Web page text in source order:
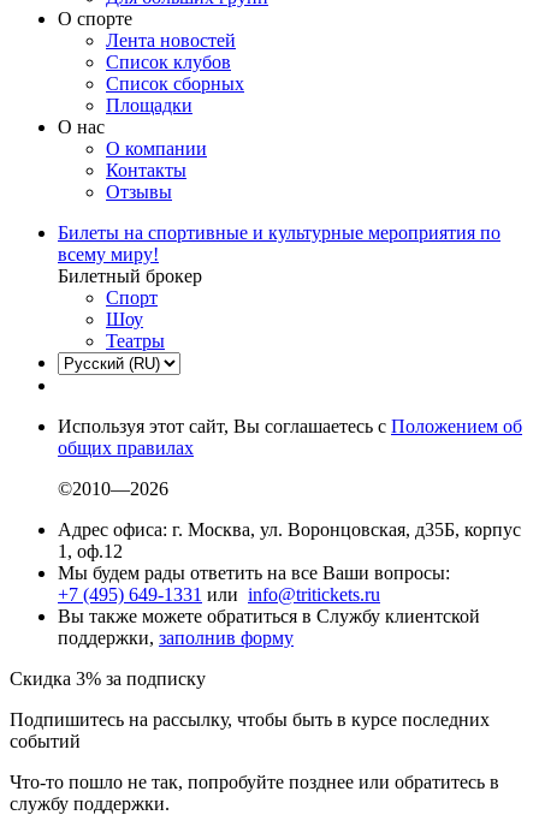
О спорте
Лента новостей
Список клубов
Список сборных
Площадки
О нас
О компании
Контакты
Отзывы
Билеты на спортивные и культурные мероприятия по
всему миру!
Билетный брокер
Спорт
Шоу
Театры
Используя этот сайт, Вы соглашаетесь с Положением об
общих правилах
©2010—2026
Адрес офиса: г. Москва, ул. Воронцовская, д35Б, корпус
1, оф.12
Мы будем рады ответить на все Ваши вопросы:
+7 (495) 649-1331 или info@tritickets.ru
Вы также можете обратиться в Службу клиентской
поддержки, заполнив форму
Скидка 3% за подписку
Подпишитесь на рассылку, чтобы быть в курсе последних
событий
Что-то пошло не так, попробуйте позднее или обратитесь в
службу поддержки.